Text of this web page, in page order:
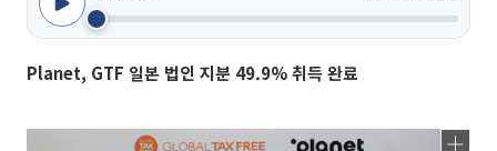
Planet, GTF 일본 법인 지분 49.9% 취득 완료